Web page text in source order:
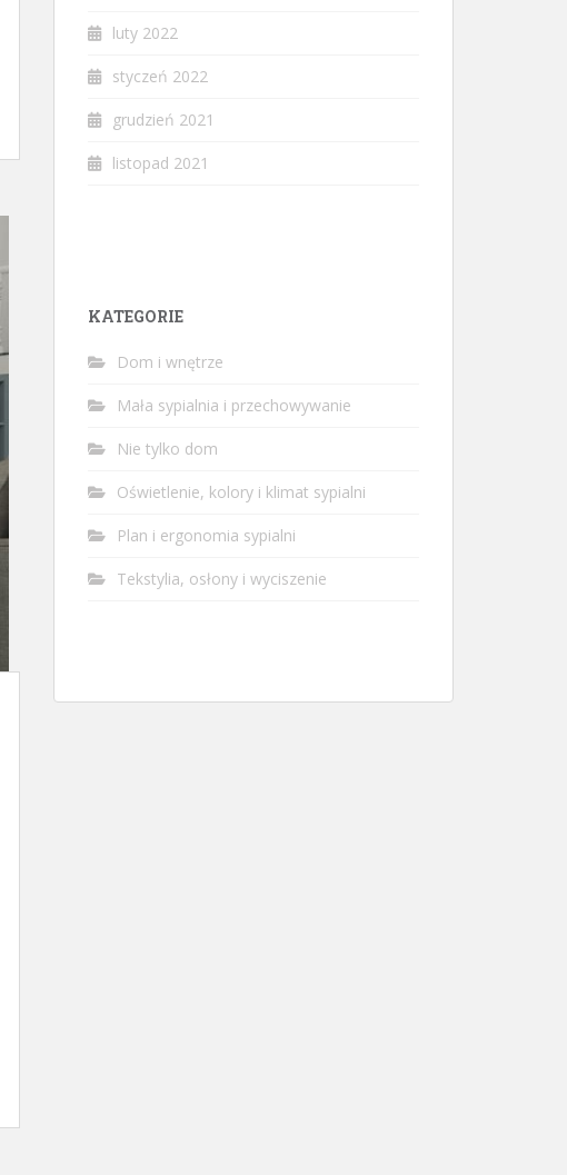
luty 2022
styczeń 2022
grudzień 2021
listopad 2021
KATEGORIE
Dom i wnętrze
Mała sypialnia i przechowywanie
Nie tylko dom
Oświetlenie, kolory i klimat sypialni
Plan i ergonomia sypialni
Tekstylia, osłony i wyciszenie